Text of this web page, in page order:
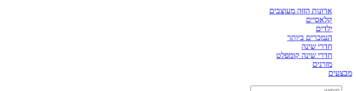
ארונות הזזה מעוצבים
קלאסיים
ילדים
הנמכרים ביותר
חדרי שינה
חדרי שינה קומפלט
מזרנים
מבצעים